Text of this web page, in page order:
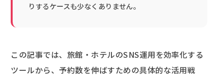
りするケースも少なくありません。
この記事では、旅館・ホテルのSNS運用を効率化する
ツールから、予約数を伸ばすための具体的な活用戦